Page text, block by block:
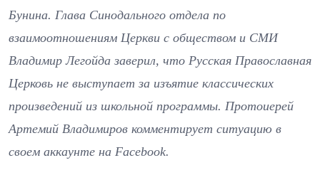
Бунина. Глава Синодального отдела по
взаимоотношениям Церкви с обществом и СМИ
Владимир Легойда заверил, что Русская Православная
Церковь не выступает за изъятие классических
произведений из школьной программы. Протоиерей
Артемий Владимиров комментирует ситуацию в
своем аккаунте на Facebook.